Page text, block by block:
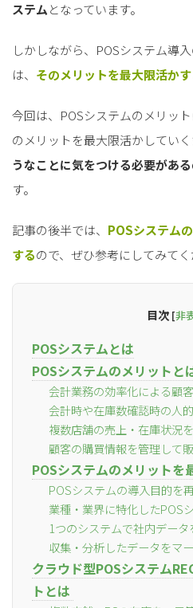
ステムとなっています。
しかしながら、POSシステム導
は、 そのメリットを最大限活か
今回は、POSシステムのメリッ
のメリットを最大限活かしていく
うなことに気をつける必要があ
す。
記事の後半では、 POSシステム
するので、ぜひ参考にしてみてく
目次 [非
POSシステムとは
POSシステムのメリットと
会計業務の効率化による顧
会計時や在庫数確認時の人
複数店舗の売上・在庫状況
顧客の購買情報を管理して
POSシステムのメリットを
POSシステムの導入目的を
業種・業界に特化したPOS
1つのシステムで社内データ
収集・分析したデータをマ
クラウド型POSシステム
トとは